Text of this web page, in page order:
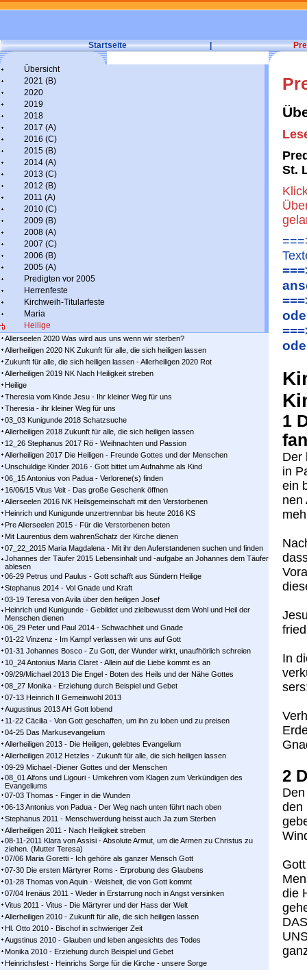
Startseite |
Übersicht
2021 (B)
2020
2019
2018
2017 (A)
2016 (C)
2015 (B)
2014 (A)
2013 (C)
2012 (B)
2011 (A)
2010 (C)
2009 (B)
2008 (A)
2007 (C)
2006 (B)
2005 (A)
Predigten vor 2005
Herrenfeste
Kirchweih-Titularfeste
Maria
Heilige
Allerseelen 2020 Was wird aus uns wenn wir sterben?
Allerheiligen 2020 NK Zukunft für alle, die sich heiligen lassen
Zukunft für alle, die sich heiligen lassen - Allerheiligen 2020 Rot
Allerheiligen 2019 NK Nach Heiligkeit streben
Heilige
Theresia vom Kinde Jesu - Ihr kleiner Weg für uns
Theresia - ihr kleiner Weg für uns
03_03 Kunigunde 2018 Schatzsuche
Allerheiligen 2018 Zukunft für alle, die sich heiligen lassen
12_26 Stephanus 2017 Rö - Weihnachten und Passion
Allerheiligen 2017 Die Heiligen - Freunde Gottes und der Menschen
Unschuldige Kinder 2016 - Gott bittet um Aufnahme als Kind
06_15 Antonius von Padua - Verlorene(s) finden
16/06/15 Vitus Veit - Das große Geschenk öffnen
Allerseelen 2016 NK Heilsgemeinschaft mit den Verstorbenen
Heinrich und Kunigunde unzertrennbar bis heute 2016 KS
Pre Allerseelen 2015 - Für die Verstorbenen beten
Mit Laurentius dem wahrenSchatz der Kirche dienen
07_22_2015 Maria Magdalena - Mit ihr den Auferstandenen suchen und finden
Johannes der Täufer 2015 Lebensinhalt und -aufgabe an Johannes dem Täufer
ablesen
06-29 Petrus und Paulus - Gott schafft aus Sündern Heilige
Stephanus 2014 - Vol Gnade und Kraft
03-19 Teresa von Avila über den heiligen Josef
Heinrich und Kunigunde - Gebildet und zielbewusst dem Wohl und Heil der
Menschen dienen
06_29 Peter und Paul 2014 - Schwachheit und Gnade
01-22 Vinzenz - Im Kampf ver­las­sen wir uns auf Gott
01-31 Johannes Bosco - Zu Gott, der Wunder wirkt, unaufhörlich schreien
10_24 Antonius Maria Claret - Allein auf die Liebe kommt es an
09/29/Michael 2013 Die Engel - Boten des Heils und der Nähe Gottes
08_27 Monika - Erziehung durch Beispiel und Gebet
07-13 Heinrich II Gemeinwohl 2013
Augustinus 2013 AH Gott lobend
11-22 Cäcilia - Von Gott geschaffen, um ihn zu loben und zu preisen
04-25 Das Markusevangelium
Allerheiligen 2013 - Die Heiligen, gelebtes Evangelium
Allerheiligen 2012 Hetzles - Zukunft für alle, die sich heiligen lassen
09-29 Michael -Diener Gottes und der Menschen
08_01 Alfons und Ligouri - Umkehren vom Klagen zum Verkündigen des
Evangeliums
07-03 Thomas - Finger in die Wunden
06-13 Antonius von Padua - Der Weg nach unten führt nach oben
Stephanus 2011 - Menschwerdung heisst auch Ja zum Sterben
Allerheiligen 2011 - Nach Heiligkeit streben
08-11-2011 Klara von Assisi - Absolute Armut, um die Armen zu Christus zu
ziehen. (Mutter Teresa)
07/06 Maria Goretti - Ich gehöre als ganzer Mensch Gott
07-30 Die ersten Märtyrer Roms - Erprobung des Glaubens
01-28 Thomas von Aquin - Weisheit, die von Gott kommt
07/04 Irenäus 2011 - Weder in Erstarrung noch in Angst versinken
Vitus 2011 - Vitus - Die Märtyrer und der Hass der Welt
Allerheiligen 2010 - Zukunft für alle, die sich heiligen lassen
Hl. Otto 2010 - Bischof in schwieriger Zeit
Augstinus 2010 - Glauben und leben angesichts des Todes
Monika 2010 - Erziehung durch Beispiel und Gebet
Heinrichsfest - Heinrichs Sorge für die Kirche - unsere Sorge
St.
1
Der
in
ein
nen
In
2
den
die